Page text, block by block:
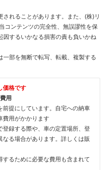
れることがあります。また、(株)リ
コンテンツの完全性、無誤謬性を保
するいかなる損害の責も負いかね
部を無断で転写、転載、複製する
価格です
用
提にしています。自宅への納車
費用がかかります
録する際や、車の定置場所、登
る場合があります。詳しくは販
るために必要な費用も含まれて